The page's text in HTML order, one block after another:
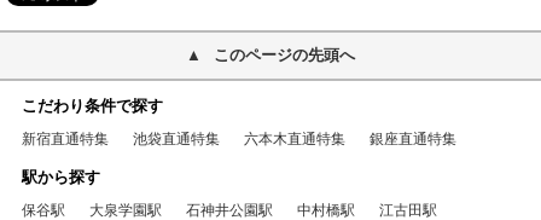
このページの先頭へ
こだわり条件で探す
新宿直通特集 池袋直通特集 六本木直通特集 銀座直通特集
駅から探す
保谷駅 大泉学園駅 石神井公園駅 中村橋駅
江古田駅